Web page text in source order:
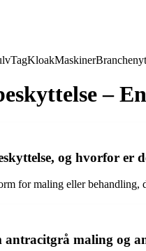
TagKloakMaskinerBranchenyt
–
og hvorfor er
for maling eller
antracitgrå maling og